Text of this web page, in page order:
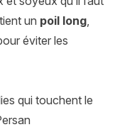
un poil long,
éviter les
qui touchent le